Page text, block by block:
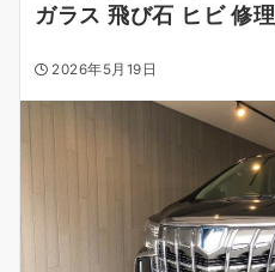
ガラス 飛び石 ヒビ 修理
2026年5月19日